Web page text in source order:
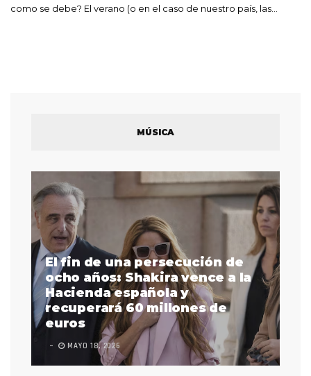
como se debe? El verano (o en el caso de nuestro país, las…
MÚSICA
El fin de una persecución de
ocho años: Shakira vence a la
Hacienda española y
recuperará 60 millones de
euros
MAYO 18, 2026